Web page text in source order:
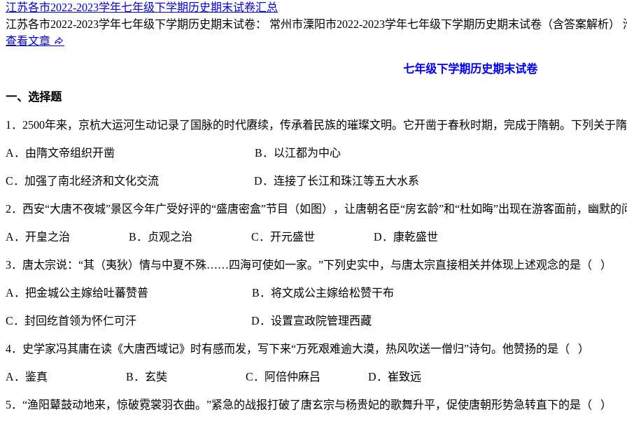
江苏各市2022-2023学年七年级下学期历史期末试卷汇总
江苏各市2022-2023学年七年级下学期历史期末试卷： 常州市溧阳市2022-2023学年七年级下学期历史期末试卷（含答案解析）
查看文章
七年级下学期历史期末试卷
一、选择题
1．2500年来，京杭大运河生动记录了国脉的时代赓续，传承着民族的璀璨文明。它开凿于春秋时期，完成于隋朝。下列关于
A．由隋文帝组织开凿 B．以江都为中心
C．加强了南北经济和文化交流 D．连接了长江和珠江等五大水系
2．西安“大唐不夜城”景区今年广受好评的“盛唐密盒”节目（如图），让唐朝名臣“房玄龄”和“杜如晦”出现在游客面前，幽默
A．开皇之治 B．贞观之治 C．开元盛世 D．康乾盛世
3．唐太宗说：“其（夷狄）情与中夏不殊……四海可使如一家。”下列史实中，与唐太宗直接相关并体现上述观念的是（ ）
A．把金城公主嫁给吐蕃赞普 B．将文成公主嫁给松赞干布
C．封回纥首领为怀仁可汗 D．设置宣政院管理西藏
4．史学家冯其庸在读《大唐西域记》时有感而发，写下来“万死艰难逾大漠，热风吹送一僧归”诗句。他赞扬的是（ ）
A．鉴真 B．玄奘 C．阿倍仲麻吕 D．崔致远
5．“渔阳鼙鼓动地来，惊破霓裳羽衣曲。”紧急的战报打破了唐玄宗与杨贵妃的歌舞升平，促使唐朝形势急转直下的是（ ）